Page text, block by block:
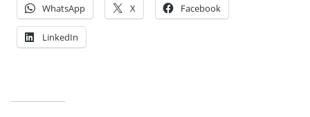
WhatsApp X Facebook
LinkedIn